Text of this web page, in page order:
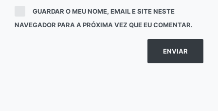
GUARDAR O MEU NOME, EMAIL E SITE NESTE
NAVEGADOR PARA A PRÓXIMA VEZ QUE EU COMENTAR.